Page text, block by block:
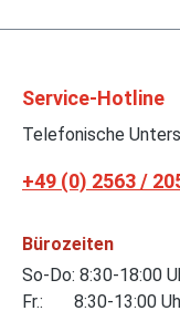
Service-Hotline
Telefonische
+49 (0) 2563 /
Bürozeiten
So-Do: 8:30-18:00
Fr.: 8:30-13:00